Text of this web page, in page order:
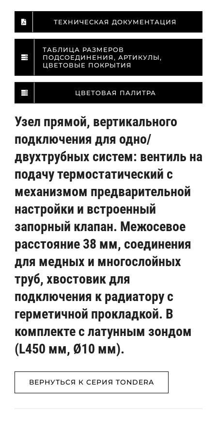
ТЕХНИЧЕСКАЯ ДОКУМЕНТАЦИЯ
ТАБЛИЦА РАЗМЕРОВ
ПОДСОЕДИНЕНИЯ, АРТИКУЛЫ,
ЦВЕТОВЫЕ ПОКРЫТИЯ
ЦВЕТОВАЯ ПАЛИТРА
Узел прямой, вертикального
подключения для одно/
двухтрубных систем: вентиль на
подачу термостатический с
механизмом предварительной
настройки и встроенный
запорный клапан. Межосевое
расстояние 38 мм, соединения
для медных и многослойных
труб, хвостовик для
подключения к радиатору с
герметичной прокладкой. В
комплекте с латунным зондом
(L450 мм, Ø10 мм).
ВЕРНУТЬСЯ К СЕРИЯ TONDERA